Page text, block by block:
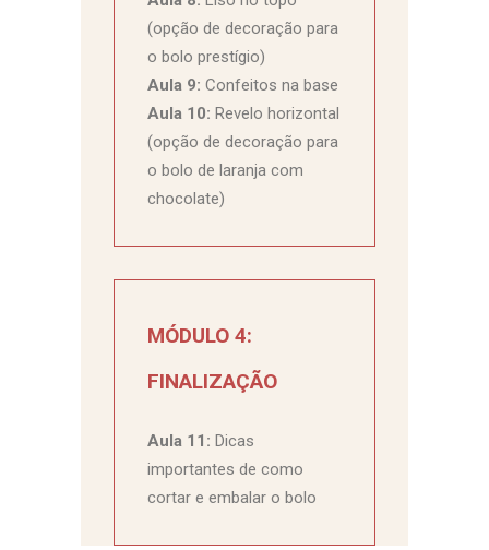
(opção de decoração para
o bolo prestígio)
Aula 9: Confeitos na base
Aula 10: Revelo horizontal
(opção de decoração para
o bolo de laranja com
chocolate)
MÓDULO 4:
FINALIZAÇÃO
Aula 11: Dicas
importantes de como
cortar e embalar o bolo